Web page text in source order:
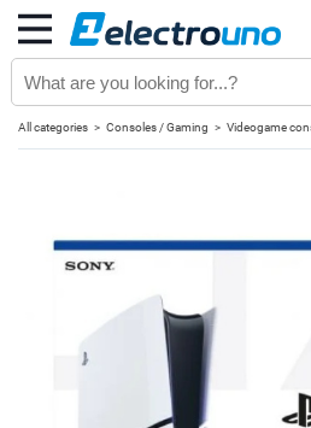
All categories Consoles / Gaming Videogame